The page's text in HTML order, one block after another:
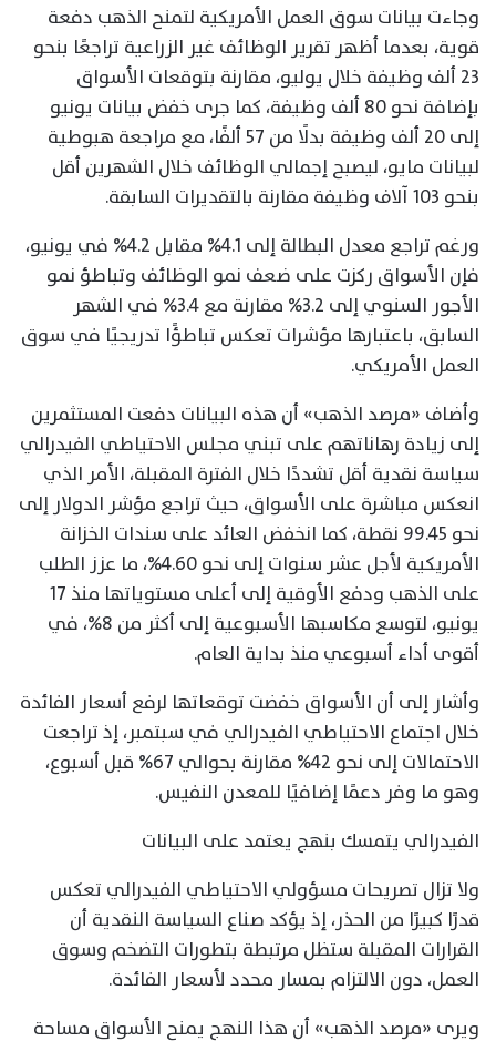
وجاءت بيانات سوق العمل الأمريكية لتمنح الذهب دفعة
قوية، بعدما أظهر تقرير الوظائف غير الزراعية تراجعًا بنحو
23 ألف وظيفة خلال يوليو، مقارنة بتوقعات الأسواق
بإضافة نحو 80 ألف وظيفة، كما جرى خفض بيانات يونيو
إلى 20 ألف وظيفة بدلًا من 57 ألفًا، مع مراجعة هبوطية
لبيانات مايو، ليصبح إجمالي الوظائف خلال الشهرين أقل
بنحو 103 آلاف وظيفة مقارنة بالتقديرات السابقة.
ورغم تراجع معدل البطالة إلى 4.1% مقابل 4.2% في يونيو،
فإن الأسواق ركزت على ضعف نمو الوظائف وتباطؤ نمو
الأجور السنوي إلى 3.2% مقارنة مع 3.4% في الشهر
السابق، باعتبارها مؤشرات تعكس تباطؤًا تدريجيًا في سوق
العمل الأمريكي.
وأضاف «مرصد الذهب» أن هذه البيانات دفعت المستثمرين
إلى زيادة رهاناتهم على تبني مجلس الاحتياطي الفيدرالي
سياسة نقدية أقل تشددًا خلال الفترة المقبلة، الأمر الذي
انعكس مباشرة على الأسواق، حيث تراجع مؤشر الدولار إلى
نحو 99.45 نقطة، كما انخفض العائد على سندات الخزانة
الأمريكية لأجل عشر سنوات إلى نحو 4.60%، ما عزز الطلب
على الذهب ودفع الأوقية إلى أعلى مستوياتها منذ 17
يونيو، لتوسع مكاسبها الأسبوعية إلى أكثر من 8%، في
أقوى أداء أسبوعي منذ بداية العام.
وأشار إلى أن الأسواق خفضت توقعاتها لرفع أسعار الفائدة
خلال اجتماع الاحتياطي الفيدرالي في سبتمبر، إذ تراجعت
الاحتمالات إلى نحو 42% مقارنة بحوالي 67% قبل أسبوع،
وهو ما وفر دعمًا إضافيًا للمعدن النفيس.
الفيدرالي يتمسك بنهج يعتمد على البيانات
ولا تزال تصريحات مسؤولي الاحتياطي الفيدرالي تعكس
قدرًا كبيرًا من الحذر، إذ يؤكد صناع السياسة النقدية أن
القرارات المقبلة ستظل مرتبطة بتطورات التضخم وسوق
العمل، دون الالتزام بمسار محدد لأسعار الفائدة.
ويرى «مرصد الذهب» أن هذا النهج يمنح الأسواق مساحة